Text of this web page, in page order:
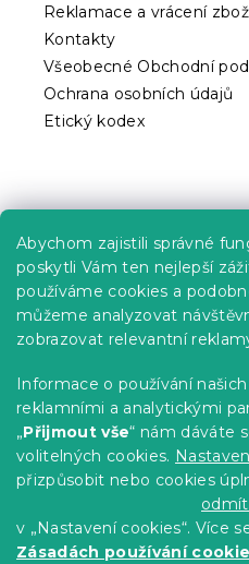
Abychom zajistili správné
poskytli Vám ten nejlepší
používáme cookies a
můžeme analyzovat
zobrazovat relevantní
Informace o používání
reklamními a analytickými
„Přijmout vše“ nám dáváte
volitelných cookies.
přizpůsobit nebo cookies
v „Nastavení cookies“. Více
Zásadách používání
i
Reklamace a vrácení
Kontakty
Všeobecné Obchodní
Ochrana osobních údajů
Etický kodex
Kariéra
Poptávky a B2B
Proč se u nás
Věrnostní program - Sleva
Návody
Tabulky velikostí
Blog